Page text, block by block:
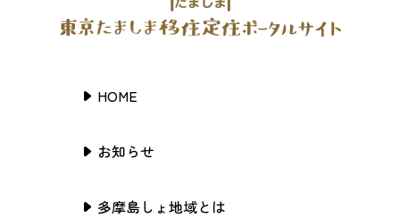
HOME
お知らせ
多摩島しょ地域とは